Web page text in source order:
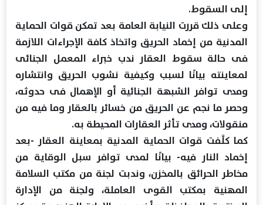
إلى السقوط.
وعلى ذلك قررت النيابة العامة بعد تمكن قوات الحماية
المدنية من إخماد الحريق واتخاذ كافة الإجراءات اللازمة
فى حالة سقوط العقار ندب خبراء المعمل الجنائى
لمعاينته بيانًا لسبب وكيفية نشوب الحريق وانتشاره
ومدى توافر الشبهة الجنائية أو الإهمال فى حدوثه،
وحصر ما نجم عن الحريق من خسائر بالعقار وما فيه من
منقولات، ومدى تأثر العقارات المحيطة به.
كما كلَّفت قوات الحماية المدنية بمعاينة العقار -بعد
إخماد النار فيه- بيانًا لمدى توافر سبل الوقاية من
مخاطر الحرائق بالمخزن، وندبت لجنة من مكتب السلامة
المهنية بمكتب القوى العاملة، ولجنة من الإدارة